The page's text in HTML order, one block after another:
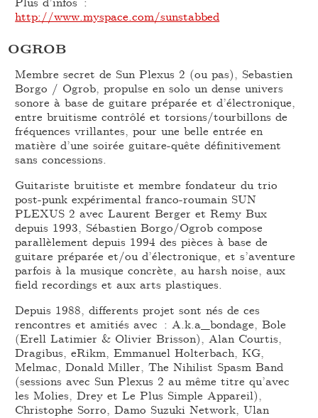
http://www.myspace.com/sunstabbed
OGROB
Membre secret de Sun Plexus 2 (ou pas), Sebastien
Borgo / Ogrob, propulse en solo un dense univers
sonore à base de guitare préparée et d’électronique,
entre bruitisme contrôlé et torsions/tourbillons de
fréquences vrillantes, pour une belle entrée en
matière d’une soirée guitare-quête définitivement
sans concessions.
Guitariste bruitiste et membre fondateur du trio
post-punk expérimental franco-roumain SUN
PLEXUS 2 avec Laurent Berger et Remy Bux
depuis 1993, Sébastien Borgo/Ogrob compose
parallèlement depuis 1994 des pièces à base de
guitare préparée et/ou d’électronique, et s’aventure
parfois à la musique concrète, au harsh noise, aux
field recordings et aux arts plastiques.
Depuis 1988, differents projet sont nés de ces
rencontres et amitiés avec : A.k.a_bondage, Bole
(Erell Latimier & Olivier Brisson), Alan Courtis,
Dragibus, eRikm, Emmanuel Holterbach, KG,
Melmac, Donald Miller, The Nihilist Spasm Band
(sessions avec Sun Plexus 2 au même titre qu’avec
les Molies, Drey et Le Plus Simple Appareil),
Christophe Sorro, Damo Suzuki Network, Ulan